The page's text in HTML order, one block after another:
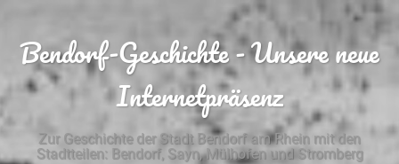
Bendorf-Geschichte - Unsere neue
Internetpräsenz
Zur Geschichte der Stadt Bendorf am Rhein mit den
Stadtteilen: Bendorf, Sayn, Mülhofen und Stromberg